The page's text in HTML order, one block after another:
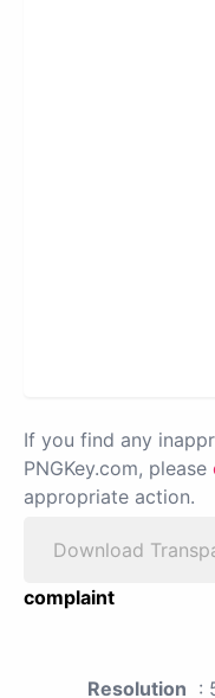
If you find any
PNGKey.com, please
appropriate action.
Download
complaint
Resolution :